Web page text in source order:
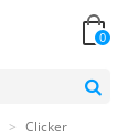
0
> Clicker